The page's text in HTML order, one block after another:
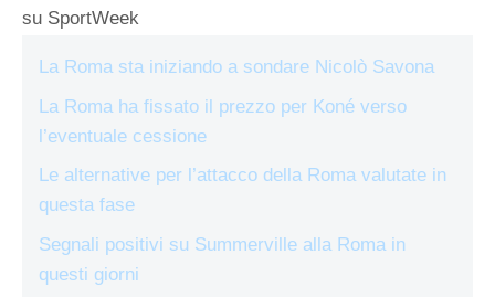
su SportWeek
La Roma sta iniziando a sondare Nicolò Savona
La Roma ha fissato il prezzo per Koné verso
l’eventuale cessione
Le alternative per l’attacco della Roma valutate in
questa fase
Segnali positivi su Summerville alla Roma in
questi giorni